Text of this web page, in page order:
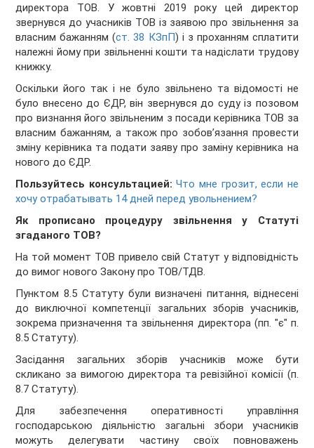
директора ТОВ. У жовтні 2019 року цей директор
звернувся до учасників ТОВ із заявою про звільнення за
власним бажанням (ст. 38 КЗпП) і з проханням сплатити
належні йому при звільненні кошти та надіслати трудову
книжку.
Оскільки його так і не було звільнено та відомості не
було внесено до ЄДР, він звернувся до суду із позовом
про визнання його звільненим з посади керівника ТОВ за
власним бажанням, а також про зобов’язання провести
зміну керівника та подати заяву про заміну керівника на
нового до ЄДР.
Пользуйтесь консультацией:Что мне грозит, если не
хочу отрабатывать 14 дней перед увольнением?
Як прописано процедуру звільнення у Статуті
згаданого ТОВ?
На той момент ТОВ привело свій Статут у відповідність
до вимог нового Закону про ТОВ/ТДВ.
Пунктом 8.5 Статуту були визначені питання, віднесені
до виключної компетенції загальних зборів учасників,
зокрема призначення та звільнення директора (пп. "є" п.
8.5 Статуту).
Засідання загальних зборів учасників може бути
скликано за вимогою директора та ревізійної комісії (п.
8.7 Статуту).
Для забезпечення оперативності управління
господарською діяльністю загальні збори учасників
можуть делегувати частину своїх повноважень